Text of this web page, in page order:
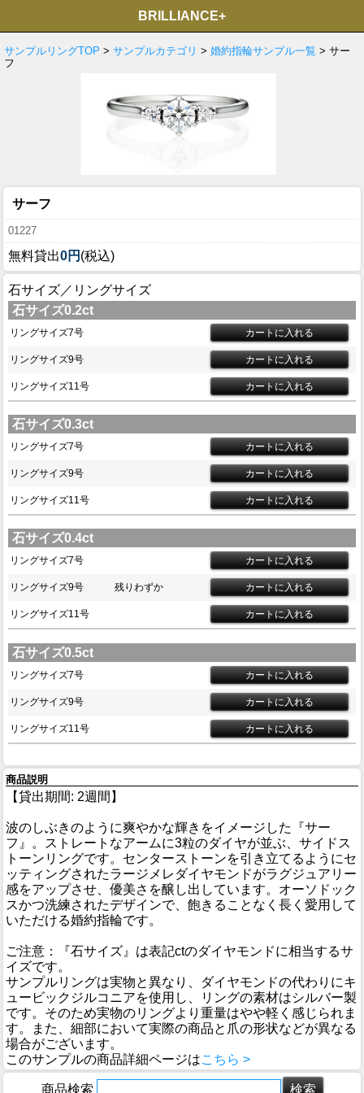
BRILLIANCE+
サンプルリングTOP > サンプルカテゴリ > 婚約指輪サンプル一覧 > サー
フ
サーフ
01227
無料貸出0円 (税込)
石サイズ／リングサイズ
石サイズ0.2ct
リングサイズ7号
リングサイズ9号
リングサイズ11号
石サイズ0.3ct
リングサイズ7号
リングサイズ9号
リングサイズ11号
石サイズ0.4ct
リングサイズ7号
リングサイズ9号 残りわずか
リングサイズ11号
石サイズ0.5ct
リングサイズ7号
リングサイズ9号
リングサイズ11号
商品説明
【貸出期間: 2週間】
波のしぶきのように爽やかな輝きをイメージした『サー
フ』。ストレートなアームに3粒のダイヤが並ぶ、サイドス
トーンリングです。センターストーンを引き立てるようにセ
ッティングされたラージメレダイヤモンドがラグジュアリー
感をアップさせ、優美さを醸し出しています。オーソドック
スかつ洗練されたデザインで、飽きることなく長く愛用して
いただける婚約指輪です。
ご注意：『石サイズ』は表記ctのダイヤモンドに相当するサ
イズです。
サンプルリングは実物と異なり、ダイヤモンドの代わりにキ
ュービックジルコニアを使用し、リングの素材はシルバー製
です。そのため実物のリングより重量はやや軽く感じられま
す。また、細部において実際の商品と爪の形状などが異なる
場合がございます。
このサンプルの商品詳細ページはこちら >
商品検索